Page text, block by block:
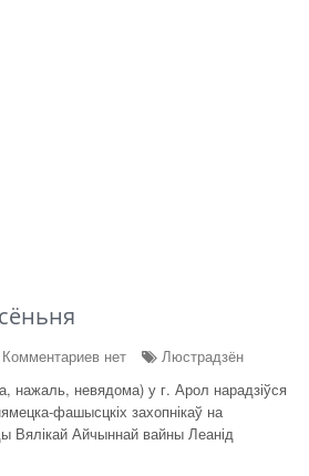
Комментариев нет
Люстрадзён
нажаль, невядома) у г. Арол нарадзіўся
фашысцкіх захопнікаў на
Вялікай Айчыннай вайны Леанід